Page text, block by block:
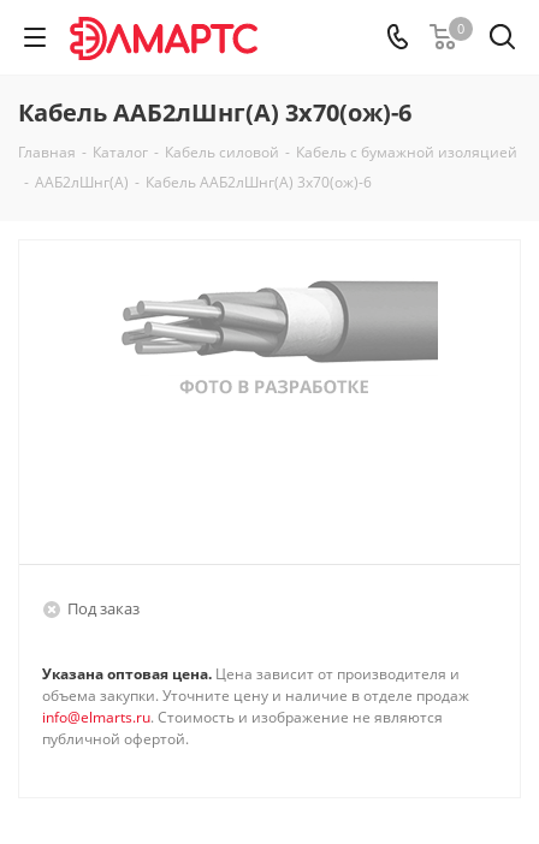
0
Кабель ААБ2лШнг(А) 3х70(ож)-6
Главная - Каталог - Кабель силовой - Кабель с бумажной изоляцией
- ААБ2лШнг(А) - Кабель ААБ2лШнг(А) 3х70(ож)-6
Под заказ
Указана оптовая цена. Цена зависит от производителя и
объема закупки. Уточните цену и наличие в отделе продаж
info@elmarts.ru. Стоимость и изображение не являются
публичной офертой.